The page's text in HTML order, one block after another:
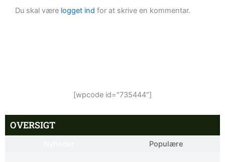
Du skal være logget ind for at skrive en kommentar.
[wpcode id="735444"]
OVERSIGT
Populære